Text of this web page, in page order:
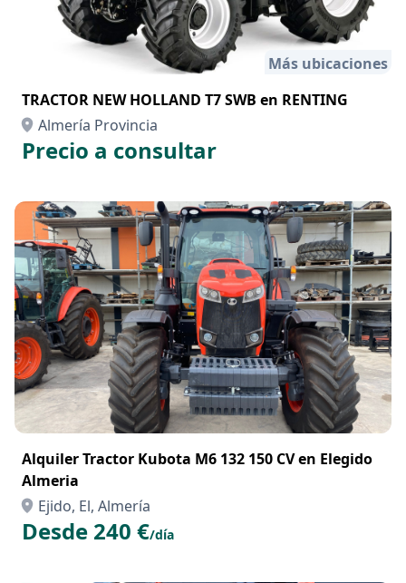
Más ubicaciones
TRACTOR NEW HOLLAND T7 SWB en RENTING
Almería Provincia
Precio a consultar
Alquiler Tractor Kubota M6 132 150 CV en Elegido
Almeria
Ejido, El, Almería
Desde 240 €/día